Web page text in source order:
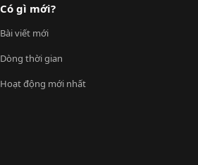
Có gì mới?
Bài viết mới
Dòng thời gian
Hoạt động mới nhất